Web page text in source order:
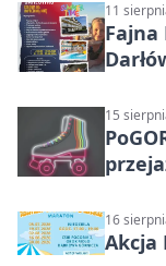
11
15
16
Akcja